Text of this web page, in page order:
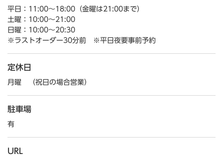
平日：11:00～18:00（金曜は21:00まで）
土曜：10:00～21:00
日曜：10:00～20:30
※ラストオーダー30分前 ※平日夜要事前予約
定休日
月曜 （祝日の場合営業）
駐車場
有
URL